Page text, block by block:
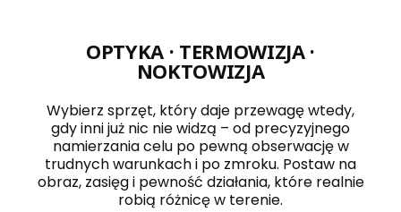
OPTYKA · TERMOWIZJA ·
NOKTOWIZJA
Wybierz sprzęt, który daje przewagę wtedy,
gdy inni już nic nie widzą – od precyzyjnego
namierzania celu po pewną obserwację w
trudnych warunkach i po zmroku. Postaw na
obraz, zasięg i pewność działania, które realnie
robią różnicę w terenie.